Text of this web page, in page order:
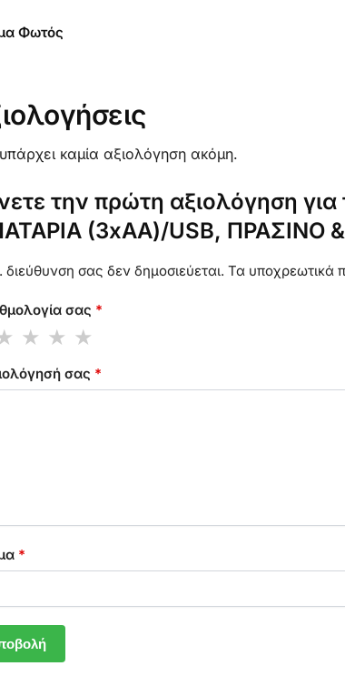
Φωτός
καμία αξιολόγηση ακόμη.
την πρώτη αξιολόγηση
(3xAA)/USB, ΠΡΑΣΙΝΟ &
σας δεν δημοσιεύεται. Τα υποχρεωτικά
σας *
σας *
*